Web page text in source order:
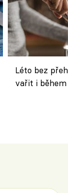
Léto bez
vařit i